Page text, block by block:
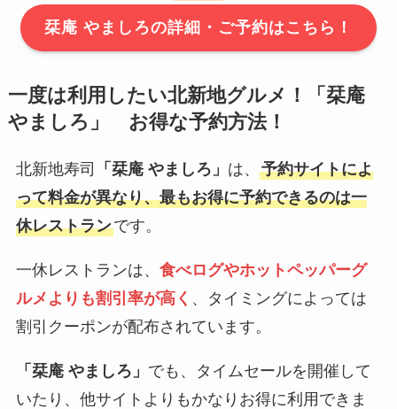
栞庵 やましろの詳細・ご予約はこちら！
一度は利用したい北新地グルメ！「 栞庵
やましろ 」 お得な予約方法！
北新地寿司 「栞庵 やましろ」 は、 予約サイトによ
って料金が異なり、最もお得に予約できるのは一
休レストランです。
一休レストランは、 食べログやホットペッパーグ
ルメよりも割引率が高く 、タイミングによっては
割引クーポンが配布されています。
「栞庵 やましろ」 でも、タイムセールを開催して
いたり、他サイトよりもかなりお得に利用できま